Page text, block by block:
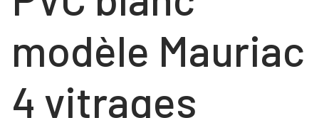
PORTES
VOLETS ROULANTS
FENÊTRES
PORTES
Contact
modèle Mauriac
4 vitrages